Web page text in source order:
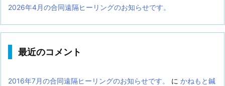
2026年4月の合同遠隔ヒーリングのお知らせです。
最近のコメント
2016年7月の合同遠隔ヒーリングのお知らせです。 に かねもと鍼